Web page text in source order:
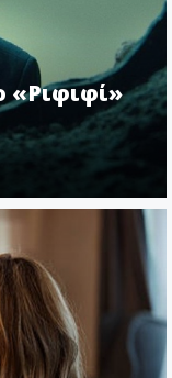
«Ριφιφί»